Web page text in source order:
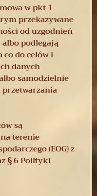
w pkt 1
przekazywane
od uzgodnień
podlegają
do celów i
danych
samodzielnie
są
terenie
(EOG) z
§ 6 Polityki